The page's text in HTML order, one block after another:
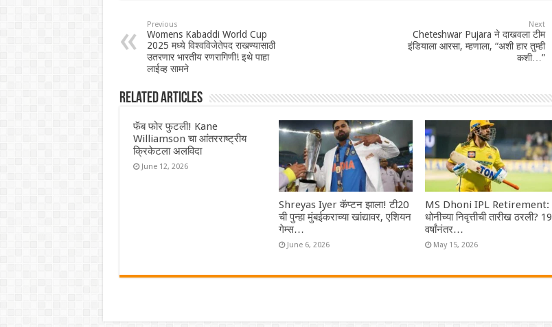
Previous
Womens Kabaddi World Cup
2025 मध्ये विश्वविजेतेपद राखण्यासाठी
उतरणार भारतीय रणरागिणी! इथे पाहा
लाईव्ह सामने
Next
Cheteshwar Pujara ने दाखवला टीम
इंडियाला आरसा, म्हणाला, “अशी हार तुम्ही
कशी…”
Related Articles
फॅब फोर फुटली! Kane
Williamson चा आंतरराष्ट्रीय
क्रिकेटला अलविदा
June 12, 2026
Shreyas Iyer कॅप्टन झाला! टी20
ची पुन्हा मुंबईकराच्या खांद्यावर, एशियन
गेम्स…
June 6, 2026
MS Dhoni IPL Retirement:
धोनीच्या निवृत्तीची तारीख ठरली? 19
वर्षांनंतर…
May 15, 2026